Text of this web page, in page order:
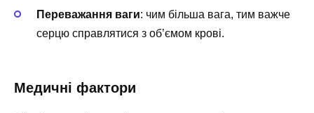
Переважання ваги: чим більша вага, тим важче
серцю справлятися з об’ємом крові.
Медичні фактори